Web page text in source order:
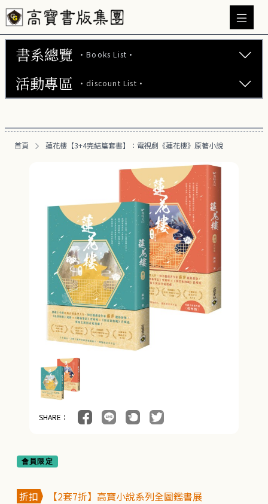
書系總覽 ·Books List·
文學小說 (737)
親子教養 (14)
人文史哲 (74)
活動專區 ·discount List·
【2本7折】高寶小說系列全圖鑑書展
【2套7折】高寶小說系列全圖鑑書展
【66折】高寶小說系列全圖鑑書展
首頁 蓮花樓【3+4完結篇套書】：電視劇《蓮花樓》原著小說
SHARE：
會員限定
折扣 【2套7折】高寶小說系列全圖鑑書展